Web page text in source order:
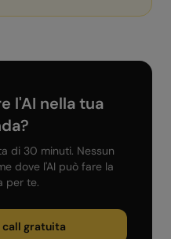
l'AI nella tua
di 30 minuti. Nessun
dove l'AI può fare la
per te.
call gratuita